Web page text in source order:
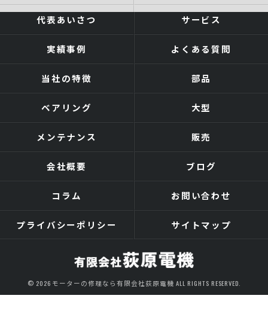
代表あいさつ サービス
実績事例 よくある質問
当社の特徴 部品
ベアリング 大型
メンテナンス 販売
会社概要 ブログ
コラム お問い合わせ
プライバシーポリシー サイトマップ
© 2026 モーターの修理なら有限会社荻原電機 ALL RIGHTS RESERVED.